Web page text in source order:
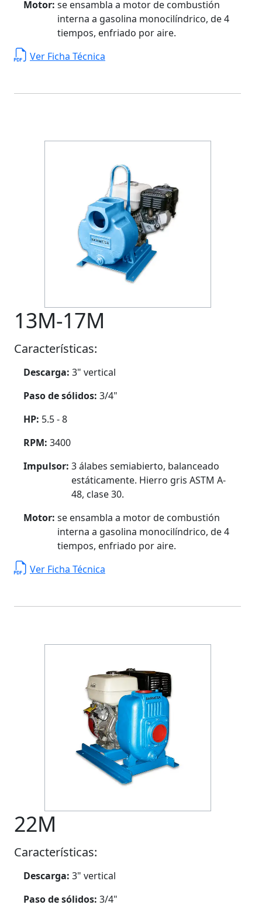
Motor: se ensambla a motor de combustión
interna a gasolina monocilíndrico, de 4
tiempos, enfriado por aire.
Ver Ficha Técnica
Previous
13M-17M
Características:
Descarga: 3" vertical
Paso de sólidos: 3/4"
HP: 5.5 - 8
RPM: 3400
Impulsor: 3 álabes semiabierto, balanceado
estáticamente. Hierro gris ASTM A-
48, clase 30.
Motor: se ensambla a motor de combustión
interna a gasolina monocilíndrico, de 4
tiempos, enfriado por aire.
Ver Ficha Técnica
22M
Características:
Descarga: 3" vertical
Paso de sólidos: 3/4"